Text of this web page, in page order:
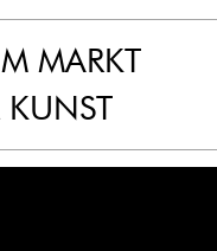
MARKT
KUNST